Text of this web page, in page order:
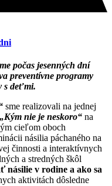
počas jesenných dní
preventívne programy
s deťmi.
sme realizovali na jednej
„Kým nie je neskoro“ na
cieľom oboch
násilia páchaného na
činnosti a interaktívnych
a stredných škôl
násilie v rodine a ako sa
aktivitách dôsledne